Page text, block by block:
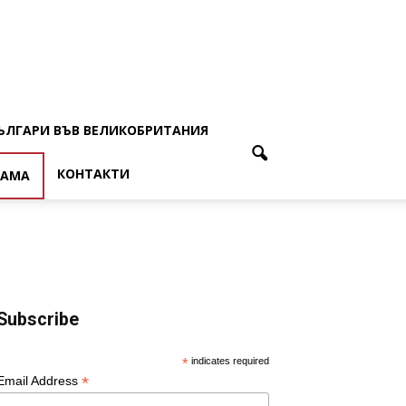
ВЪВ ВЕЛИКОБРИТАНИЯ
КОНТАКТИ
* indicates required
Address *